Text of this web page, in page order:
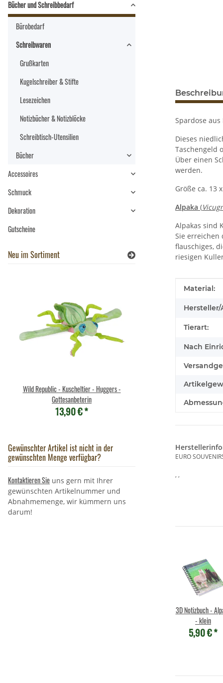
Spardose
Dieses
Taschengeld
Über einen
werden.
Größe ca. 13
Alpaka (
Alpakas sind
Sie erreichen
flauschiges,
riesigen
Wert
Material:
Tierart:
Nach
EURO
, ,
3D Notizbuch -
- klein
5,90 €*
Bücher und Schreibbedarf
Bürobedarf
Schreibwaren
Grußkarten
Kugelschreiber & Stifte
Lesezeichen
Notizbücher & Notizblöcke
Schreibtisch-Utensilien
Bücher
Accessoires
Schmuck
Dekoration
Gutscheine
Neu im Sortiment
Wild Republic - Kuscheltier - Huggers -
Gottesanbeterin
13,90 €*
Nature Planet - Notizbuch -
recycelt
Gewünschter Artikel ist nicht in der
gewünschten Menge verfügbar?
Kontaktieren Sie uns gern mit Ihrer
gewünschten Artikelnummer und
Abnahmemenge, wir kümmern uns
darum!